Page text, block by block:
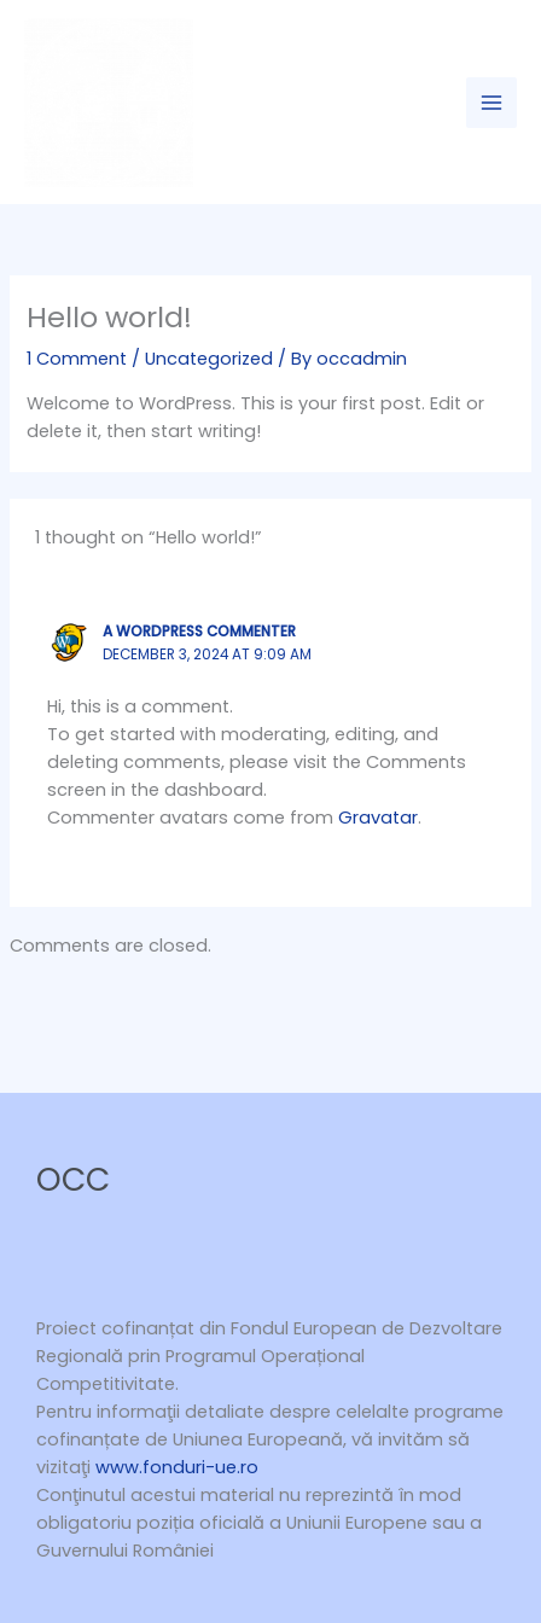
Hello world!
1 Comment /Uncategorized / Byoccadmin
Welcome to WordPress. This is your first post. Edit or
delete it, then start writing!
1 thought on “Hello world!”
A WORDPRESS COMMENTER
DECEMBER 3, 2024 AT 9:09 AM
Hi, this is a comment.
To get started with moderating, editing, and
deleting comments, please visit the Comments
screen in the dashboard.
Commenter avatars come fromGravatar.
Comments are closed.
OCC
Proiect cofinanțat din Fondul European de Dezvoltare
Regională prin Programul Operațional
Competitivitate.
Pentru informaţii detaliate despre celelalte programe
cofinanțate de Uniunea Europeană, vă invităm să
vizitaţi www.fonduri-ue.ro
Conţinutul acestui material nu reprezintă în mod
obligatoriu poziția oficială a Uniunii Europene sau a
Guvernului României